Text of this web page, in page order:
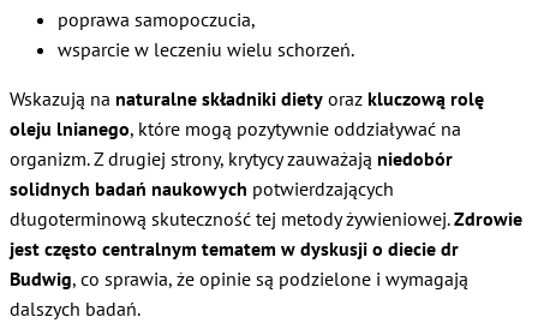
poprawa samopoczucia,
wsparcie w leczeniu wielu schorzeń.
Wskazują na naturalne składniki diety oraz kluczową rolę
oleju lnianego, które mogą pozytywnie oddziaływać na
organizm. Z drugiej strony, krytycy zauważają niedobór
solidnych badań naukowych potwierdzających
długoterminową skuteczność tej metody żywieniowej.Zdrowie
jest często centralnym tematem w dyskusji o diecie dr
Budwig, co sprawia, że opinie są podzielone i wymagają
dalszych badań.